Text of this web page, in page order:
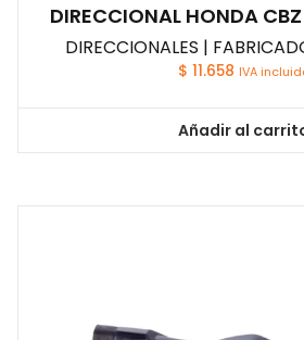
DIRECCIONAL HONDA
DIRECCIONALES |
$ 11.658 IVA
Añadir al